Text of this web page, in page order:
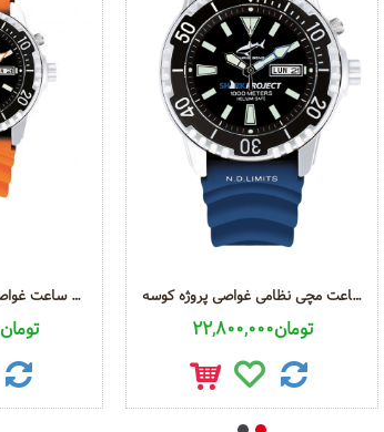
ساعت غواصی عمیق 1000 متری بنز CBA T CHRIS BENZ DEEP 1000 M
24,500,000تومان
ساعت مچی نظامی غواصی پروژه کوسه CB-1000-SP
22,800,000تومان